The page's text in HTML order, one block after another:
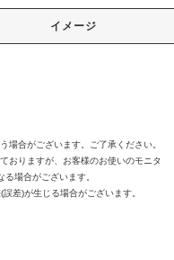
イメージ
場合がございます。ご了承ください。
おりますが、お客様のお使いのモニタ
場合がございます。
差)が生じる場合がございます。